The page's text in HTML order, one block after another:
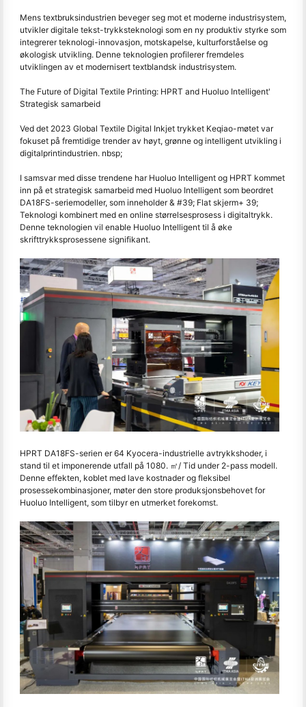
Mens textbruksindustrien beveger seg mot et moderne industrisystem,
utvikler digitale tekst-trykksteknologi som en ny produktiv styrke som
integrerer teknologi-innovasjon, motskapelse, kulturforståelse og
økologisk utvikling. Denne teknologien profilerer fremdeles
utviklingen av et modernisert textblandsk industrisystem.
The Future of Digital Textile Printing: HPRT and Huoluo Intelligent'
Strategisk samarbeid
Ved det 2023 Global Textile Digital Inkjet trykket Keqiao-møtet var
fokuset på fremtidige trender av høyt, grønne og intelligent utvikling i
digitalprintindustrien. nbsp;
I samsvar med disse trendene har Huoluo Intelligent og HPRT kommet
inn på et strategisk samarbeid med Huoluo Intelligent som beordret
DA18FS-seriemodeller, som inneholder & #39; Flat skjerm+ 39;
Teknologi kombinert med en online størrelsesprosess i digitaltrykk.
Denne teknologien vil enable Huoluo Intelligent til å øke
skrifttrykksprosessene signifikant.
HPRT DA18FS-serien er 64 Kyocera-industrielle avtrykkshoder, i
stand til et imponerende utfall på 1080. ㎡/ Tid under 2-pass modell.
Denne effekten, koblet med lave kostnader og fleksibel
prosessekombinasjoner, møter den store produksjonsbehovet for
Huoluo Intelligent, som tilbyr en utmerket forekomst.